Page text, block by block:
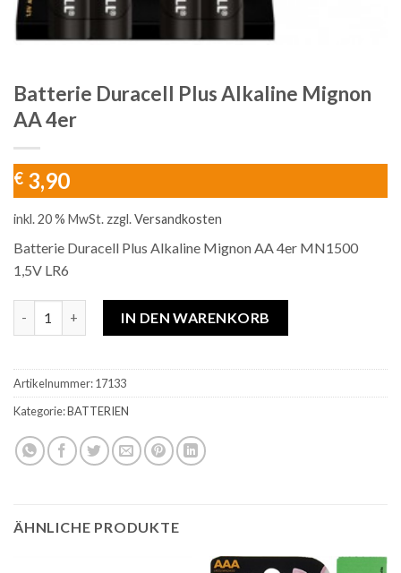
Batterie Duracell Plus Alkaline Mignon
AA 4er
€ 3,90
inkl. 20 % MwSt. zzgl.Versandkosten
Batterie Duracell Plus Alkaline Mignon AA 4er MN1500
1,5V LR6
IN DEN WARENKORB
Artikelnummer:17133
Kategorie:BATTERIEN
ÄHNLICHE PRODUKTE